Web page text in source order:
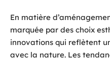
En matière
marquée par des choix
innovations qui reflètent
avec la nature. Les